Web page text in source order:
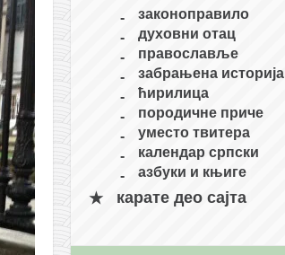
законоправило
духовни отац
православље
забрањена историја
ћирилица
породичне приче
уместо твитера
календар српски
азбуки и књиге
карате део сајта